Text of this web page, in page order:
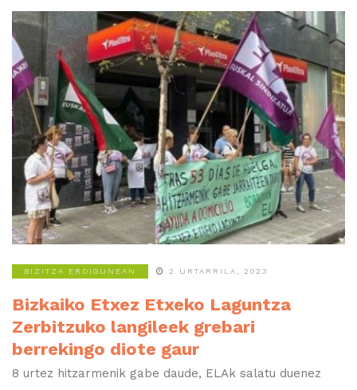
BIZITZA ERDIGUNEAN 2 URTARRILA, 2023
Bizkaiko Etxez Etxeko Laguntza
Zerbitzuko langileek grebari
berrekingo diote gaur
8 urtez hitzarmenik gabe daude, ELAk salatu duenez